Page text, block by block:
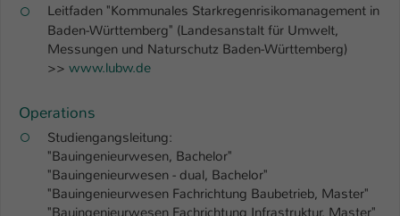
Leitfaden "Kommunales Starkregenrisikomanagement in
Baden-Württemberg" (Landesanstalt für Umwelt,
Messungen und Naturschutz Baden-Württemberg)
>> www.lubw.de
Operations
Studiengangsleitung:
"Bauingenieurwesen, Bachelor"
"Bauingenieurwesen - dual, Bachelor"
"Bauingenieurwesen Fachrichtung Baubetrieb, Master"